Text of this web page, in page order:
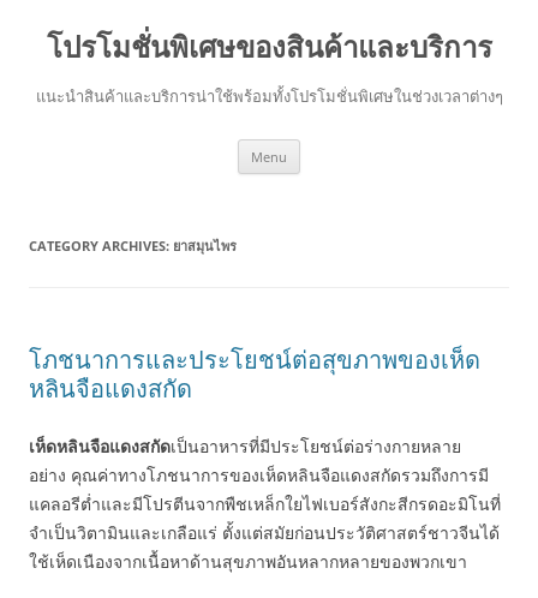
โปรโมชั่นพิเศษของสินค้าและบริการ
แนะนำสินค้าและบริการน่าใช้พร้อมทั้งโปรโมชั่นพิเศษในช่วงเวลาต่างๆ
Menu
CATEGORY ARCHIVES: ยาสมุนไพร
โภชนาการและประโยชน์ต่อสุขภาพของเห็ด
หลินจือแดงสกัด
เห็ดหลินจือแดงสกัดเป็นอาหารที่มีประโยชน์ต่อร่างกายหลาย
อย่าง คุณค่าทางโภชนาการของเห็ดหลินจือแดงสกัดรวมถึงการมี
แคลอรีต่ำและมีโปรตีนจากพืชเหล็กใยไฟเบอร์สังกะสีกรดอะมิโนที่
จำเป็นวิตามินและเกลือแร่ ตั้งแต่สมัยก่อนประวัติศาสตร์ชาวจีนได้
ใช้เห็ดเนืองจากเนื้อหาด้านสุขภาพอันหลากหลายของพวกเขา